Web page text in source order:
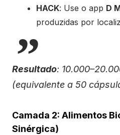
HACK: Use o app D
produzidas por
Resultado:
(equivalente a 50
Camada 2: Alimentos
Sinérgica)